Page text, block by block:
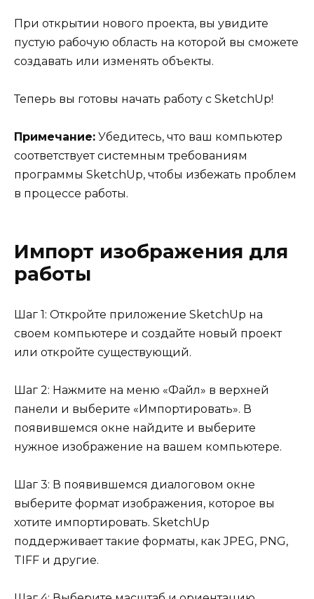
При открытии нового проекта, вы увидите
пустую рабочую область на которой вы сможете
создавать или изменять объекты.
Теперь вы готовы начать работу с SketchUp!
Примечание: Убедитесь, что ваш компьютер
соответствует системным требованиям
программы SketchUp, чтобы избежать проблем
в процессе работы.
Импорт изображения для
работы
Шаг 1: Откройте приложение SketchUp на
своем компьютере и создайте новый проект
или откройте существующий.
Шаг 2: Нажмите на меню «Файл» в верхней
панели и выберите «Импортировать». В
появившемся окне найдите и выберите
нужное изображение на вашем компьютере.
Шаг 3: В появившемся диалоговом окне
выберите формат изображения, которое вы
хотите импортировать. SketchUp
поддерживает такие форматы, как JPEG, PNG,
TIFF и другие.